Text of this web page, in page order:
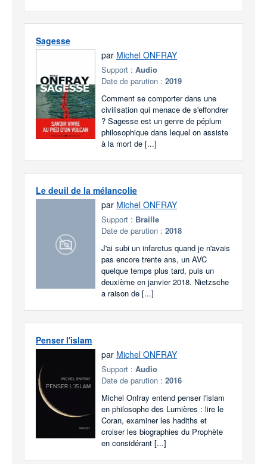
Sagesse
par Michel ONFRAY
Support : Audio
Date de parution : 2019
Comment se comporter dans une
civilisation qui menace de s'effondrer
? Sagesse est un genre de péplum
philosophique dans lequel on assiste
à la mort de [...]
Le deuil de la mélancolie
par Michel ONFRAY
Support : Braille
Date de parution : 2018
J'ai subi un infarctus quand je n'avais
pas encore trente ans, un AVC
quelque temps plus tard, puis un
deuxième en janvier 2018. Nietzsche
a raison de [...]
Penser l'islam
par Michel ONFRAY
Support : Audio
Date de parution : 2016
Michel Onfray entend penser l'islam
en philosophe des Lumières : lire le
Coran, examiner les hadiths et
croiser les biographies du Prophète
en considérant [...]